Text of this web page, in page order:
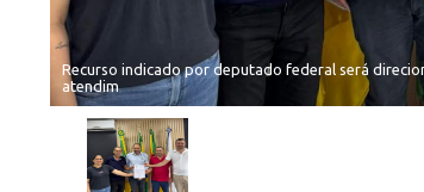
Recurso indicado por deputado federal será
atendim